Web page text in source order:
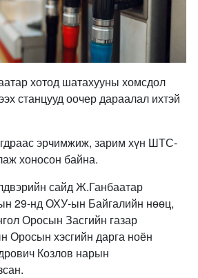
хотод шатахууны хомсдол
станцууд оочер дараалал ихтэй
эрчимжиж, зарим хүн ШТС-
хоносон байна.
сайд Ж.Ганбаатар
29-нд ОХУ-ын Байгалийн нөөц,
Оросын Засгийн газар
Оросын хэсгийн дарга ноён
Козлов нарын